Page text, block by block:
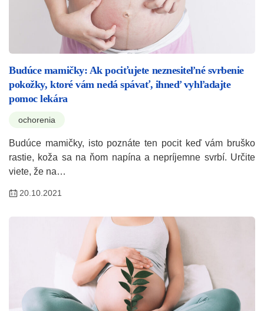
Budúce mamičky: Ak pociťujete neznesiteľné svrbenie
pokožky, ktoré vám nedá spávať, ihneď vyhľadajte
pomoc lekára
ochorenia
Budúce mamičky, isto poznáte ten pocit keď vám bruško
rastie, koža sa na ňom napína a nepríjemne svrbí. Určite
viete, že na…
20.10.2021